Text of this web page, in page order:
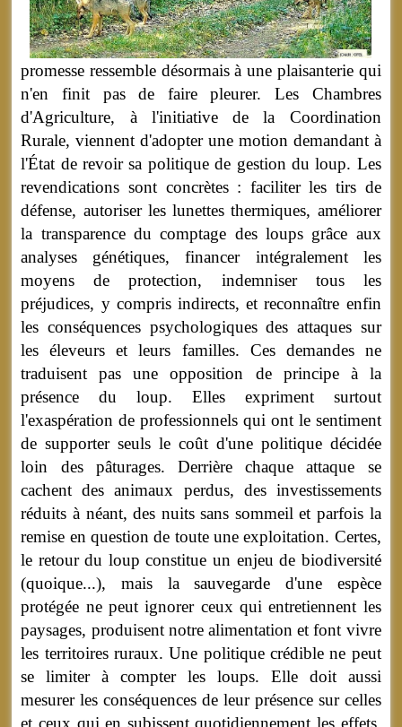
promesse ressemble désormais à une plaisanterie qui
n'en finit pas de faire pleurer. Les Chambres
d'Agriculture, à l'initiative de la Coordination
Rurale, viennent d'adopter une motion demandant à
l'État de revoir sa politique de gestion du loup. Les
revendications sont concrètes : faciliter les tirs de
défense, autoriser les lunettes thermiques, améliorer
la transparence du comptage des loups grâce aux
analyses génétiques, financer intégralement les
moyens de protection, indemniser tous les
préjudices, y compris indirects, et reconnaître enfin
les conséquences psychologiques des attaques sur
les éleveurs et leurs familles. Ces demandes ne
traduisent pas une opposition de principe à la
présence du loup. Elles expriment surtout
l'exaspération de professionnels qui ont le sentiment
de supporter seuls le coût d'une politique décidée
loin des pâturages. Derrière chaque attaque se
cachent des animaux perdus, des investissements
réduits à néant, des nuits sans sommeil et parfois la
remise en question de toute une exploitation. Certes,
le retour du loup constitue un enjeu de biodiversité
(quoique...), mais la sauvegarde d'une espèce
protégée ne peut ignorer ceux qui entretiennent les
paysages, produisent notre alimentation et font vivre
les territoires ruraux. Une politique crédible ne peut
se limiter à compter les loups. Elle doit aussi
mesurer les conséquences de leur présence sur celles